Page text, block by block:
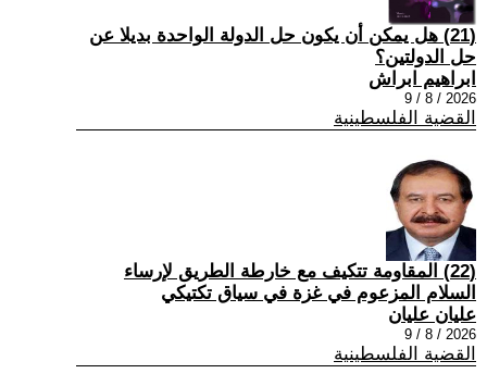
(21) هل يمكن أن يكون حل الدولة الواحدة بديلا عن
حل الدولتين؟
ابراهيم ابراش
2026 / 8 / 9
القضية الفلسطينية
(22) المقاومة تتكيف مع خارطة الطريق لإرساء
السلام المزعوم في غزة في سياق تكتيكي
عليان عليان
2026 / 8 / 9
القضية الفلسطينية